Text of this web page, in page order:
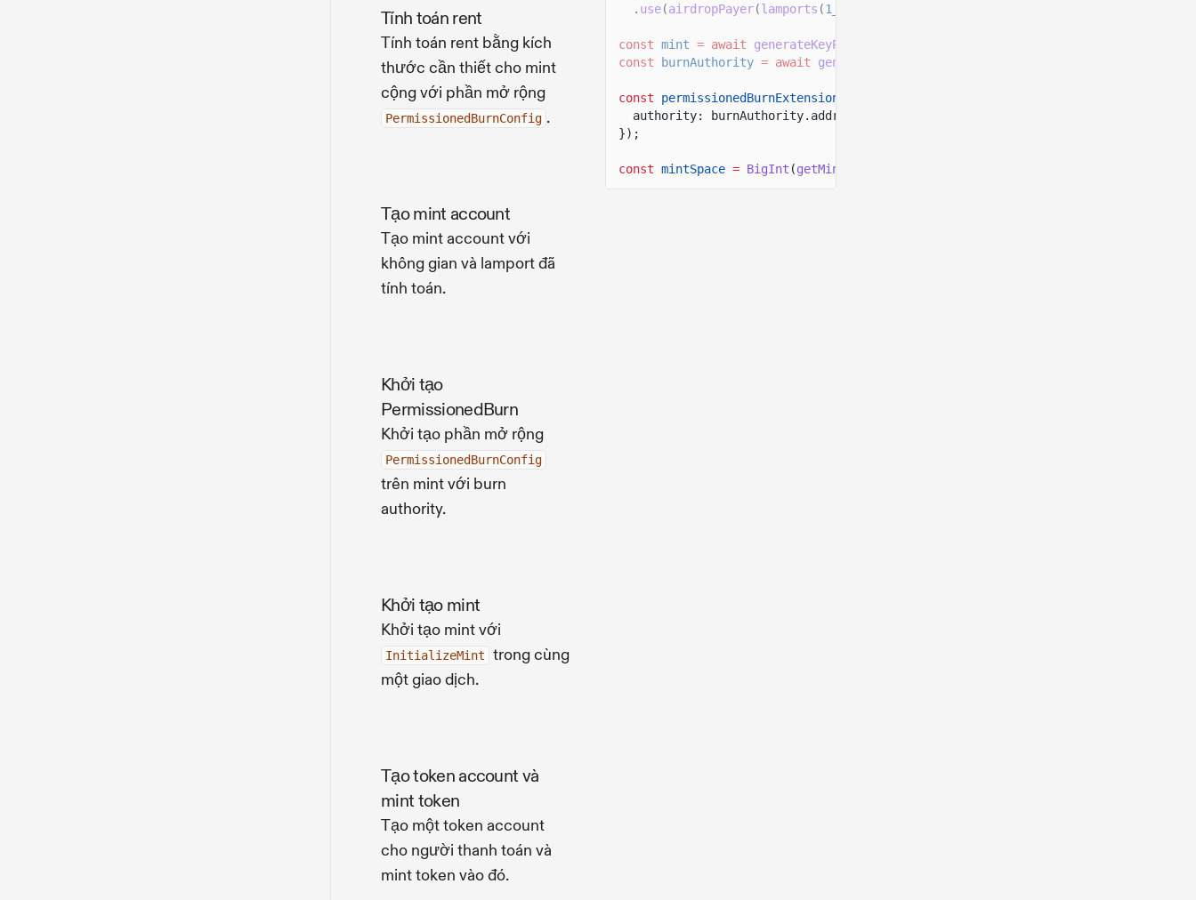
Tính toán rent
Tính toán rent bằng kích
thước cần thiết cho mint
cộng với phần mở rộng
PermissionedBurnConfig .
Tạo mint account
Tạo mint account với
không gian và lamport đã
tính toán.
Khởi tạo
PermissionedBurn
Khởi tạo phần mở rộng
PermissionedBurnConfig
trên mint với burn
authority.
Khởi tạo mint
Khởi tạo mint với
InitializeMint
trong cùng
một giao dịch.
Tạo token account và
mint token
Tạo một token account
cho người thanh toán và
mint token vào đó.
. use(airdropPayer(lamports (1_000_000_000
const mint = await generateKeyPairSigner
const
burnAuthority = await generateKeyPairSigner
const permissionedBurnExtension
authority: burnAuthority.address
});
const mintSpace = BigInt (getMintSize